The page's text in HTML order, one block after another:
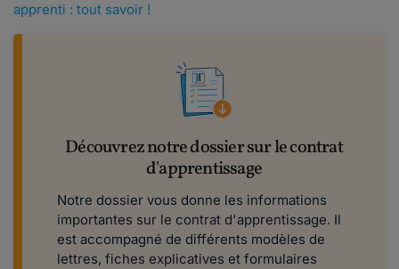
apprenti : tout savoir !
Découvrez notre dossier sur le contrat
d'apprentissage
Notre dossier vous donne les informations
importantes sur le contrat d'apprentissage. Il
est accompagné de différents modèles de
lettres, fiches explicatives et formulaires